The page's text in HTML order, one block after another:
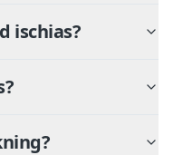
ischias?